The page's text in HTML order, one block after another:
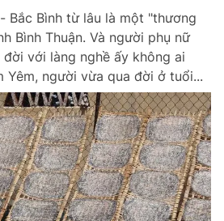
Bắc Bình từ lâu là một "thương
Bình Thuận. Và người phụ nữ
với làng nghề ấy không ai
Yêm, người vừa qua đời ở tuổi...